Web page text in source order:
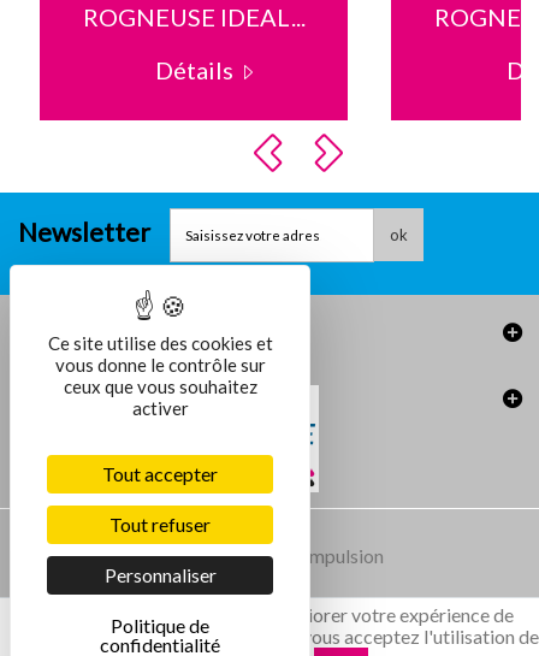
ROGNEUSE IDEAL...
Détails
IDEAL 1058
Détails
Newsletter ok
Informations
Conception et réalisation :Agence Impulsion
Ce site utilise des cookies pour améliorer votre expérience de
navigation. En validant ce message, vous acceptez l'utilisation
Ce site utilise des cookies et
vous donne le contrôle sur
ceux que vous souhaitez
activer
Tout accepter
Tout refuser
Personnaliser
Politique de
confidentialité